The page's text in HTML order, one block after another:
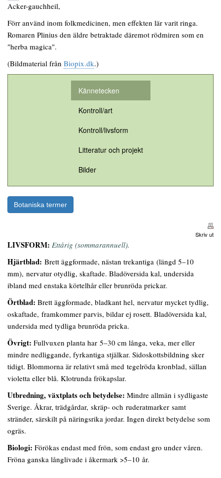
Acker-gauchheil,
Förr använd inom folkmedicinen, men effekten lär varit ringa.
Romaren Plinius den äldre betraktade däremot rödmiren som en
"herba magica".
(Bildmaterial från Biopix.dk.)
Kännetecken
Kontroll/art
Kontroll/livsform
Litteratur och projekt
Bilder
Botaniska termer
Skriv ut
LIVSFORM: Ettårig (sommarannuell).
Hjärtblad: Brett äggformade, nästan trekantiga (längd 5–10
mm), nervatur otydlig, skaftade. Bladöversida kal, undersida
ibland med enstaka körtelhår eller brunröda prickar.
Örtblad: Brett äggformade, bladkant hel, nervatur mycket tydlig,
oskaftade, framkommer parvis, bildar ej rosett. Bladöversida kal,
undersida med tydliga brunröda pricka.
Övrigt: Fullvuxen planta har 5–30 cm långa, veka, mer eller
mindre nedliggande, fyrkantiga stjälkar. Sidoskottsbildning sker
tidigt. Blommorna är relativt små med tegelröda kronblad, sällan
violetta eller blå. Klotrunda frökapslar.
Utbredning, växtplats och betydelse: Mindre allmän i sydligaste
Sverige. Åkrar, trädgårdar, skräp- och ruderatmarker samt
stränder, särskilt på näringsrika jordar. Ingen direkt betydelse som
ogräs.
Biologi: Förökas endast med frön, som endast gro under våren.
Fröna ganska långlivade i åkermark >5–10 år.